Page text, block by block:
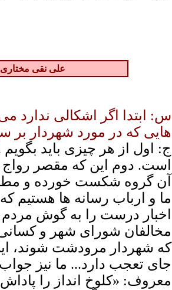
علی نقی مختاری:
س: ابتدا اگر اشکالی
هایی که در مورد شهردار
ج: اول از هر چیزی باید
است. دوم این که مقصر رواج
آن گروه شکست خورده و
ما و ارباب رسانه ها هستیم
اخبار درست را به گوش مردم
مخالفان شورای شهر و کسانی
که شهردار مرودشت شوند،
جای تعجب دارد... ما نیز
معروف: «کلوخ انداز را